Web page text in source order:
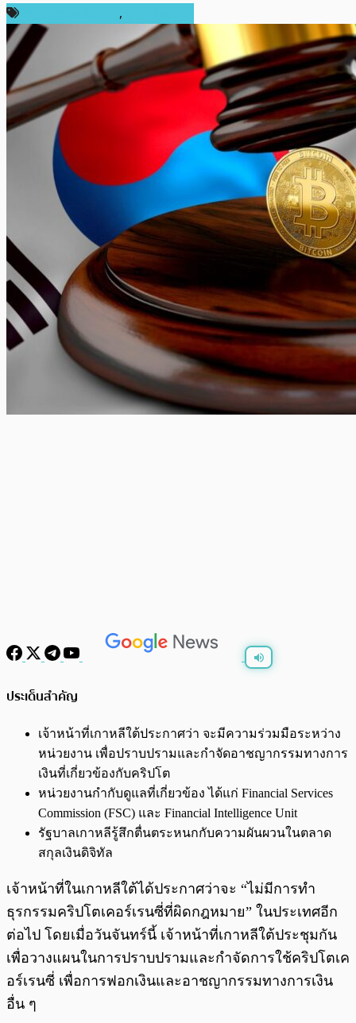
,
ประเด็นสำคัญ
เจ้าหน้าที่เกาหลีใต้ประกาศว่า จะมีความร่วมมือระหว่าง
หน่วยงาน เพื่อปราบปรามและกำจัดอาชญากรรมทางการ
เงินที่เกี่ยวข้องกับคริปโต
หน่วยงานกำกับดูแลที่เกี่ยวข้อง ได้แก่ Financial Services
Commission (FSC) และ Financial Intelligence Unit
รัฐบาลเกาหลีรู้สึกตื่นตระหนกกับความผันผวนในตลาด
สกุลเงินดิจิทัล
เจ้าหน้าที่ในเกาหลีใต้ได้ประกาศว่าจะ “ไม่มีการทำ
ธุรกรรมคริปโตเคอร์เรนซี่ที่ผิดกฎหมาย” ในประเทศอีก
ต่อไป โดยเมื่อวันจันทร์นี้ เจ้าหน้าที่เกาหลีใต้ประชุมกัน
เพื่อวางแผนในการปราบปรามและกำจัดการใช้คริปโตเค
อร์เรนซี่ เพื่อการฟอกเงินและอาชญากรรมทางการเงิน
อื่น ๆ